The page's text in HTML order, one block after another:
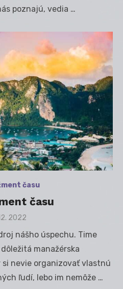
poznajú, vedia …
času
času
2022
nášho úspechu. Time
manažérska
si nevie organizovať vlastnú
ľudí, lebo im nemôže …